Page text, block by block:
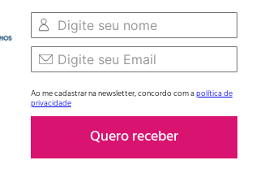
Ao me cadastrar na newsletter, concordo com apolítica de
privacidade
Quero receber